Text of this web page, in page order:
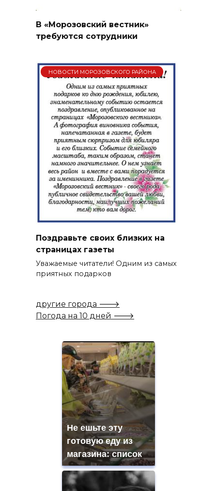
В «Морозовский вестник»
требуются сотрудники
НОВОСТИ МОРОЗОВСКОГО РАЙОНА
Поздравьте своих близких на
страницах газеты
Уважаемые читатели! Одним из самых
приятных подарков
другие города 🡒
Погода на 10 дней 🡒
Не ешьте эту
готовую еду из
магазина: список